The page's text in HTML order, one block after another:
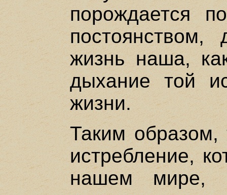
порождается
жизнь наша,
дыхание той
жизни.
Таким образом,
истребление,
нашем мире,